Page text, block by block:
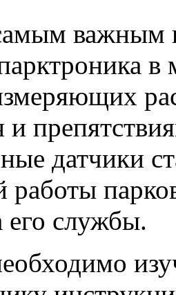
важным
и
датчики
работы
его службы.